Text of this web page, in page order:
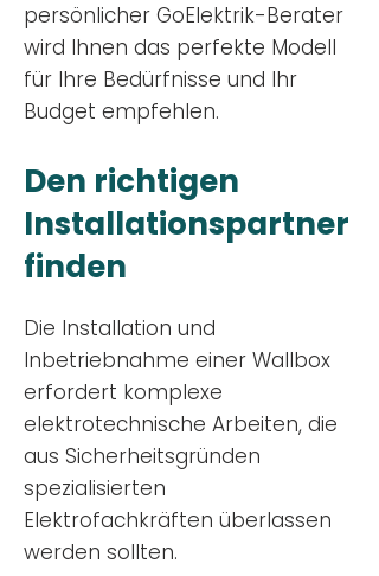
persönlicher GoElektrik-Berater
wird Ihnen das perfekte Modell
für Ihre Bedürfnisse und Ihr
Budget empfehlen.
Den richtigen
Installationspartner
finden
Die Installation und
Inbetriebnahme einer Wallbox
erfordert komplexe
elektrotechnische Arbeiten, die
aus Sicherheitsgründen
spezialisierten
Elektrofachkräften überlassen
werden sollten.